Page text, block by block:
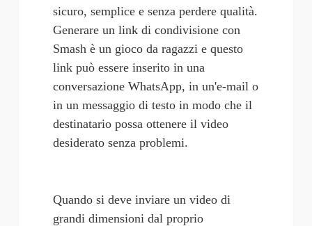
sicuro, semplice e senza perdere qualità.
Generare un link di condivisione con
Smash è un gioco da ragazzi e questo
link può essere inserito in una
conversazione WhatsApp, in un'e-mail o
in un messaggio di testo in modo che il
destinatario possa ottenere il video
desiderato senza problemi.
Quando si deve inviare un video di
grandi dimensioni dal proprio